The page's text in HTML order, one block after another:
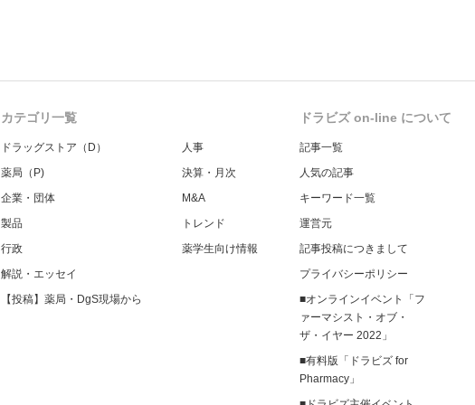
カテゴリ一覧
ドラッグストア（D）
薬局（P)
企業・団体
製品
行政
解説・エッセイ
【投稿】薬局・DgS現場から
人事
決算・月次
M&A
トレンド
薬学生向け情報
ドラビズ on-line について
記事一覧
人気の記事
キーワード一覧
運営元
記事投稿につきまして
プライバシーポリシー
■オンラインイベント「フ
ァーマシスト・オブ・
ザ・イヤー 2022」
■有料版「ドラビズ for
Pharmacy」